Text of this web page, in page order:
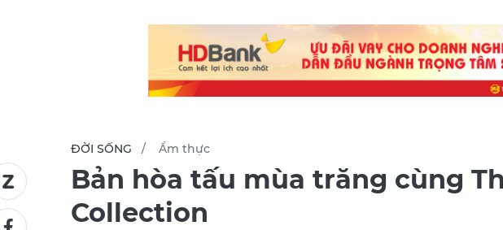
ĐỜI SỐNG Ẩm thực
Bản hòa tấu mùa trăng cùng
Collection